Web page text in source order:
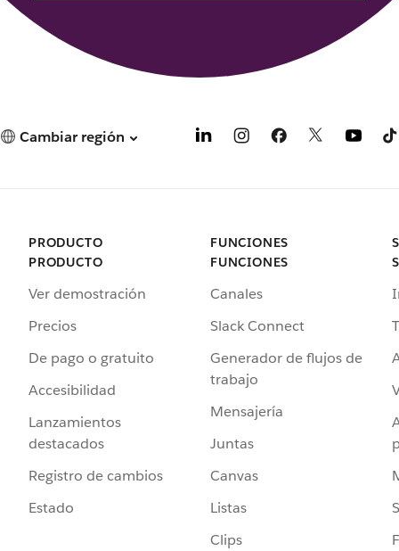
Cambiar región
PRODUCTO
PRODUCTO
Ver demostración
Precios
De pago o gratuito
Accesibilidad
Lanzamientos
destacados
Registro de cambios
Estado
FUNCIONES
FUNCIONES
Canales
Slack Connect
Generador de flujos de
trabajo
Mensajería
Juntas
Canvas
Listas
Clips